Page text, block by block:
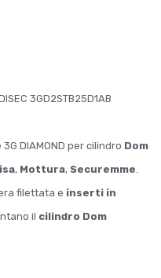
3GD2STB25D1AB
DIAMOND per cilindro Dom
, Mottura, Securemme.
filettata e inserti in
il cilindro Dom